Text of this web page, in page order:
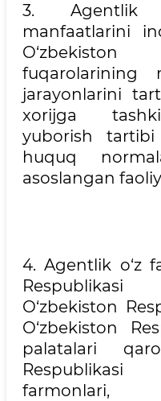
3. Agentlik
manfaatlarini
fuqarolarining
jarayonlarini
xorijga
yuborish tartibi
huquq
asoslangan
4. Agentlik o‘z
O‘zbekiston
O‘zbekiston
palatalari
farmonlari,